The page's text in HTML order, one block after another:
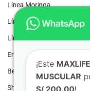
Línea Moringa
Línea Clorofila
Línea Desintoxicantes
Energizante Natural
Beneficios del Café
Shaddai Inscripción
¡Este
MUSCULAR
S/ 200.00!